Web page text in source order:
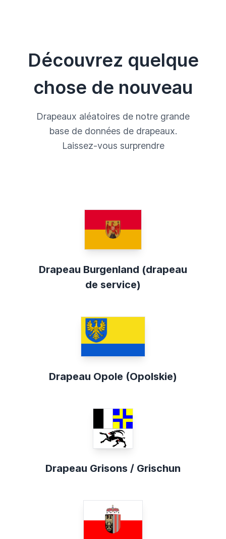
Découvrez quelque
chose de nouveau
Drapeaux aléatoires de notre grande
base de données de drapeaux.
Laissez-vous surprendre
Drapeau Burgenland (drapeau
de service)
Drapeau Opole (Opolskie)
Drapeau Grisons / Grischun